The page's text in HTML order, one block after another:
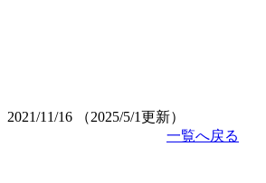
2021/11/16
（2025/5/1更新）
一覧へ戻る